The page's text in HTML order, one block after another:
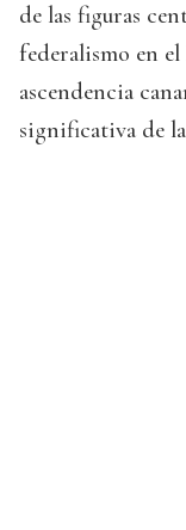
de las figuras
federalismo en el
ascendencia
significativa de